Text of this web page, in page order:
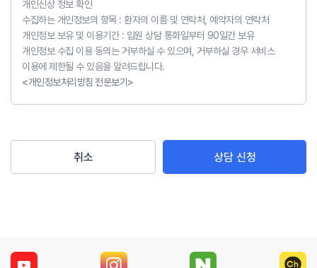
개인신상 정보 확인
수집하는 개인정보의 항목 : 환자의 이름 및 연락처, 예약자의 연락처
개인정보 보유 및 이용기간 : 입원 상담 통화일부터 90일간 보유
개인정보 수집 이용 동의는 거부하실 수 있으며, 거부하실 경우 서비스
이용에 제한될 수 있음을 알려드립니다.
<개인정보처리방침 전문보기>
취소 상담 신청